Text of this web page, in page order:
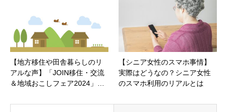
【地方移住や田舎暮らしのリ
アルな声】「JOIN移住・交流
＆地域おこしフェア2024」…
【シニア女性のスマホ事情】
実際はどうなの？シニア女性
のスマホ利用のリアルとは